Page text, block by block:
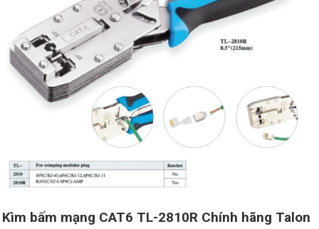
Kìm bấm mạng CAT6 TL-2810R Chính hãng Talon